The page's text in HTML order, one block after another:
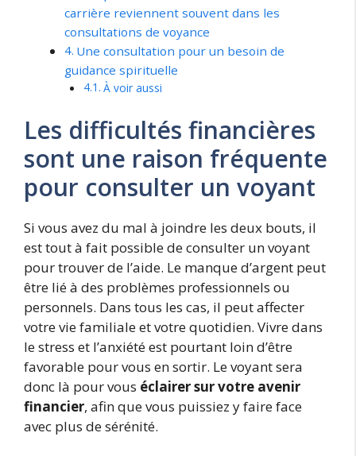
carrière reviennent souvent dans les
consultations de voyance
Une consultation pour un besoin de
guidance spirituelle
À voir aussi
Les difficultés financières
sont une raison fréquente
pour consulter un voyant
Si vous avez du mal à joindre les deux bouts, il
est tout à fait possible de consulter un voyant
pour trouver de l’aide. Le manque d’argent peut
être lié à des problèmes professionnels ou
personnels. Dans tous les cas, il peut affecter
votre vie familiale et votre quotidien. Vivre dans
le stress et l’anxiété est pourtant loin d’être
favorable pour vous en sortir. Le voyant sera
donc là pour vous éclairer sur votre avenir
financier, afin que vous puissiez y faire face
avec plus de sérénité.